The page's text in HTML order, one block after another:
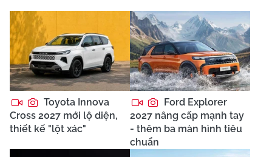
Toyota Innova
Cross 2027 mới lộ diện,
thiết kế "lột xác"
Ford Explorer
2027 nâng cấp mạnh tay
- thêm ba màn hình tiêu
chuẩn